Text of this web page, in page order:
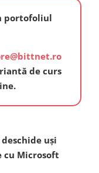
portofoliul
de curs
uși
cu Microsoft